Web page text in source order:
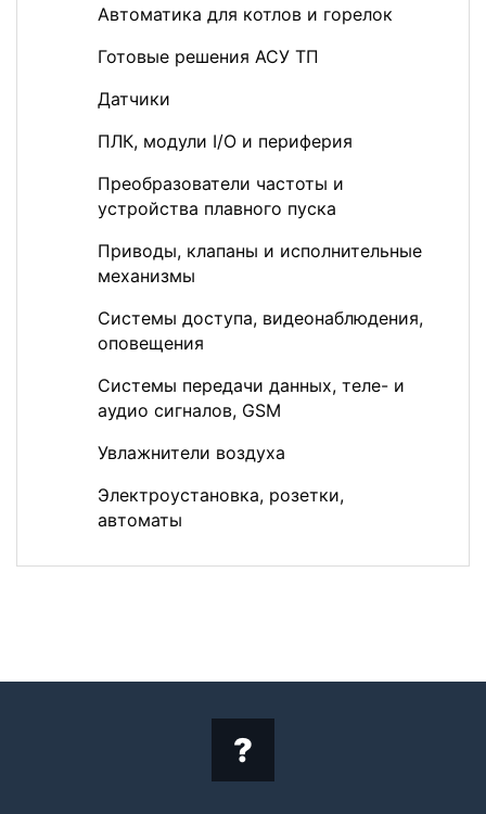
Автоматика для котлов и горелок
Готовые решения АСУ ТП
Датчики
ПЛК, модули I/O и периферия
Преобразователи частоты и
устройства плавного пуска
Приводы, клапаны и исполнительные
механизмы
Системы доступа, видеонаблюдения,
оповещения
Системы передачи данных, теле- и
аудио сигналов, GSM
Увлажнители воздуха
Электроустановка, розетки,
автоматы